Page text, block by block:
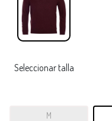
Seleccionar talla
M